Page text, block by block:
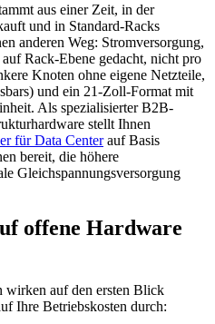
aus einer Zeit, in der
und in Standard-Racks
anderen Weg: Stromversorgung,
Rack-Ebene gedacht, nicht pro
Knoten ohne eigene Netzteile,
und ein 21-Zoll-Format mit
Als spezialisierter B2B-
stellt Ihnen
für Data Centerauf Basis
bereit, die höhere
Gleichspannungsversorgung
offene Hardware
wirken auf den ersten Blick
Ihre Betriebskosten durch: